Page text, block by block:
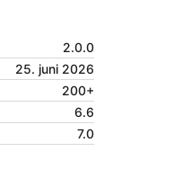
2.0.0
25. juni 2026
200+
6.6
7.0